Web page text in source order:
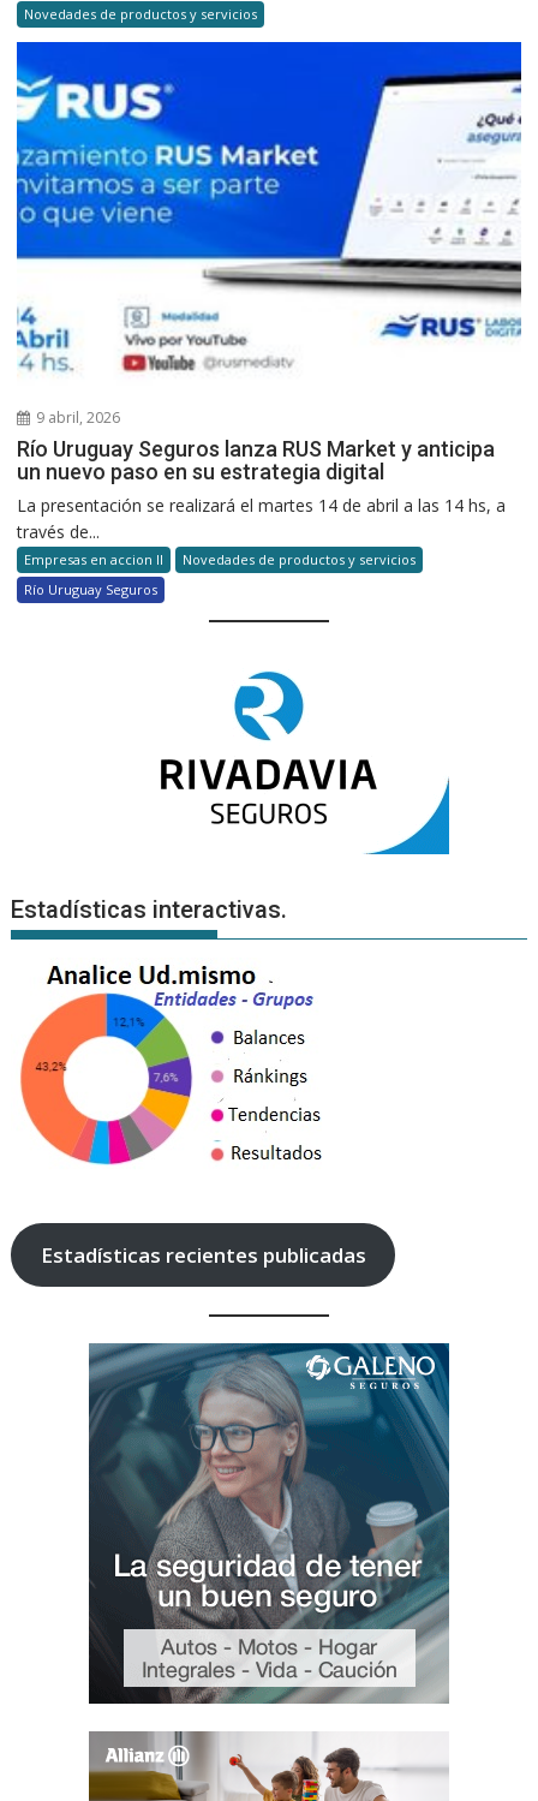
Novedades de productos y servicios
9 abril, 2026
Río Uruguay Seguros lanza RUS Market y anticipa
un nuevo paso en su estrategia digital
La presentación se realizará el martes 14 de abril a las 14 hs, a
través de...
Empresas en accion II
Novedades de productos y servicios
Río Uruguay Seguros
Estadísticas interactivas.
Estadísticas recientes publicadas